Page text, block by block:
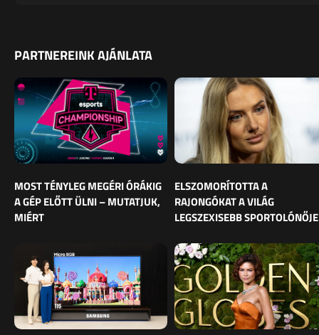
PARTNEREINK AJÁNLATA
MOST TÉNYLEG MEGÉRI ÓRÁKIG
A GÉP ELŐTT ÜLNI – MUTATJUK,
MIÉRT
ELSZOMORÍTOTTA A
RAJONGÓKAT A VILÁG
LEGSZEXISEBB SPORTOLÓNŐJE